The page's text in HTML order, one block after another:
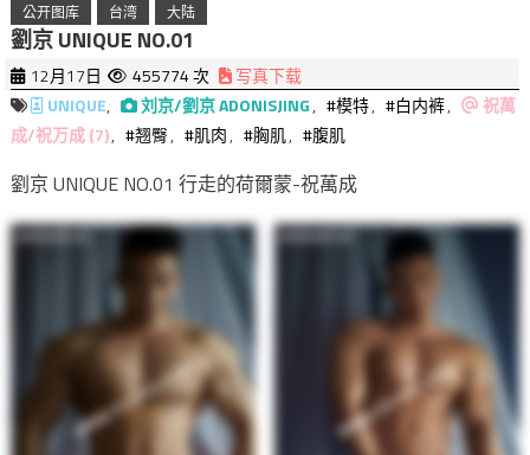
公开图库 台湾 大陆
劉京 UNIQUE NO.01
12月17日 455774 次
写真下载
UNIQUE, 刘京/劉京 ADONISJING, #模特, #白内裤,
祝萬
成/祝万成 (7), #翘臀, #肌肉, #胸肌, #腹肌
劉京 UNIQUE NO.01 行走的荷爾蒙-祝萬成